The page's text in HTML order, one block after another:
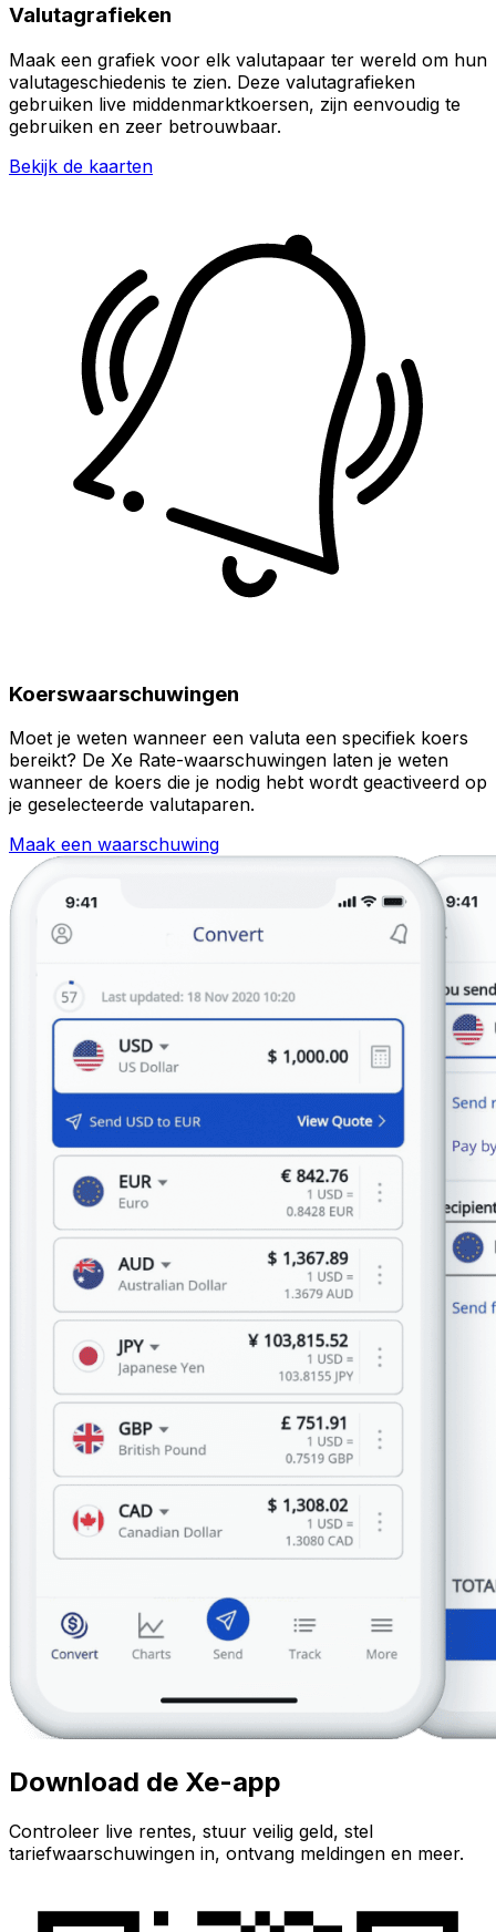
Valutagrafieken
Maak een grafiek voor elk valutapaar ter wereld om hun
valutageschiedenis te zien. Deze valutagrafieken
gebruiken live middenmarktkoersen, zijn eenvoudig te
gebruiken en zeer betrouwbaar.
Bekijk de kaarten
Koerswaarschuwingen
Moet je weten wanneer een valuta een specifiek koers
bereikt? De Xe Rate-waarschuwingen laten je weten
wanneer de koers die je nodig hebt wordt geactiveerd op
je geselecteerde valutaparen.
Maak een waarschuwing
Download de Xe-app
Controleer live rentes, stuur veilig geld, stel
tariefwaarschuwingen in, ontvang meldingen en meer.